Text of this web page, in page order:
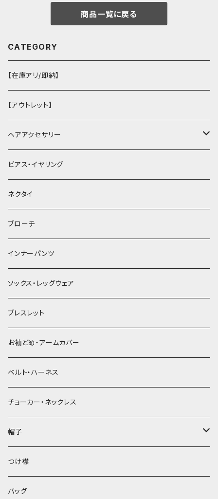
商品一覧に戻る
CATEGORY
【在庫アリ/即納】
【アウトレット】
ヘアアクセサリー
ヘアクリップ
ヘッドドレス・カチューシャ
ヘアゴム
簪
ピアス・イヤリング
ネクタイ
ブローチ
インナーパンツ
ソックス・レッグウェア
ブレスレット
お袖どめ・アームカバー
ベルト・ハーネス
チョーカー・ネックレス
帽子
ベレー帽
つけ襟
バッグ